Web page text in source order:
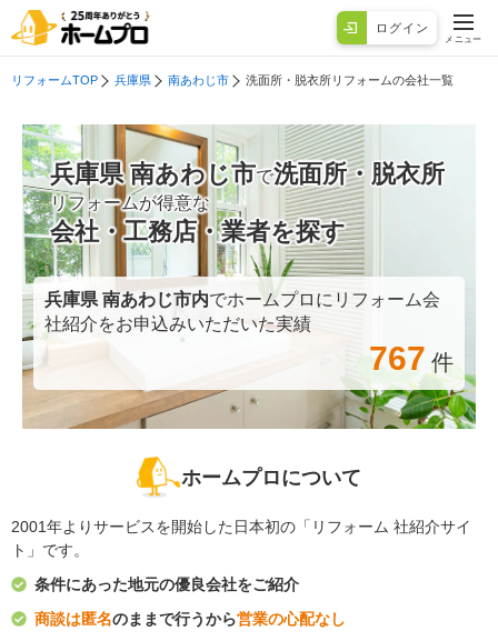
ログイン
メニュー
リフォームTOP 兵庫県 南あわじ市 洗面所・脱衣所リフォームの会社一覧
兵庫県 南あわじ市で洗面所・脱衣所
リフォームが得意な
会社・工務店・業者を探す
兵庫県 南あわじ市内でホームプロにリフォーム会
社紹介をお申込みいただいた実績
767 件
ホームプロについて
2001年よりサービスを開始した日本初の「リフォーム 社紹介サイ
ト」です。
条件にあった地元の優良会社をご紹介
商談は匿名のままで行うから営業の心配なし